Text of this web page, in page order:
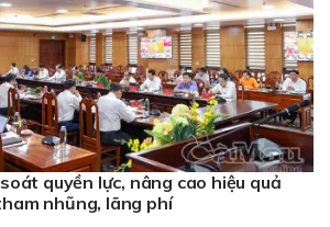
quyền lực, nâng cao hiệu quả
nhũng, lãng phí